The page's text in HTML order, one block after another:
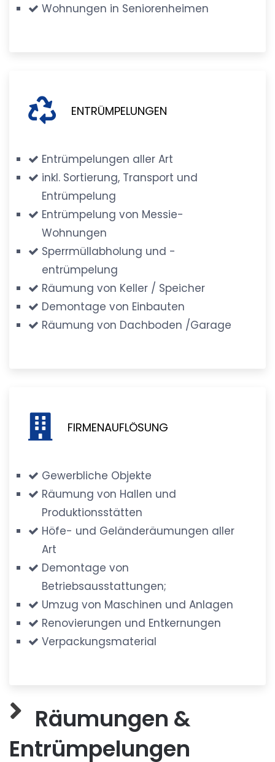
Wohnungen in Seniorenheimen
ENTRÜMPELUNGEN
Entrümpelungen aller Art
inkl. Sortierung, Transport und
Entrümpelung
Entrümpelung von Messie-
Wohnungen
Sperrmüllabholung und -
entrümpelung
Räumung von Keller / Speicher
Demontage von Einbauten
Räumung von Dachboden /Garage
FIRMENAUFLÖSUNG
Gewerbliche Objekte
Räumung von Hallen und
Produktionsstätten
Höfe- und Geländeräumungen aller
Art
Demontage von
Betriebsausstattungen;
Umzug von Maschinen und Anlagen
Renovierungen und Entkernungen
Verpackungsmaterial
Räumungen &
Entrümpelungen